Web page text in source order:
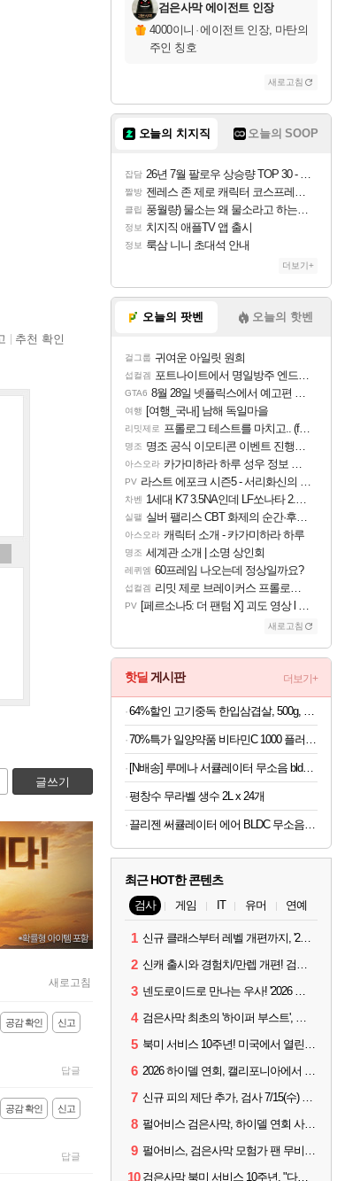
추천 확인
글쓰기
새로고침
신고
공감 확인
답글
신고
공감 확인
답글
검은사막 에이전트 인장
4000이니 ·에이전트 인장, 마탄의
주인 칭호
새로고침
오늘의 치지직 오늘의 SOOP
잡담 26년 7월 팔로우 상승량 TOP 30 - 월간 치지직
짤방 젠레스 존 제로 캐릭터 코스프레한 꽁주
클립 풍월량) 물소는 왜 물소라고 하는거야? 아! 그만 ㅋㅋ
정보 치지직 애플TV 앱 출시
정보 룩삼 니니 초대석 안내
더보기+
오늘의 팟벤 오늘의 핫벤
걸그룹 귀여운 아일릿 원희
섭컬겜 포트나이트에서 명일방주 엔드필드 [펠리카] 판매 예정
GTA6 8월 28일 넷플릭스에서 예고편 공개 예정
여행 [여행_국내] 남해 독일마을
리밋제로 프롤로그 테스트를 마치고.. (feat. 리아)
명조 명조 공식 이모티콘 이벤트 진행해봤습니다! 참여부터 추첨까지????
아스오라 카가미하라 하루 성우 정보 및 주요 필모
PV 라스트 에포크 시즌5 - 서리화신의 분노 티저
차벤 1세대 K7 3.5NA인데 LF쏘나타 2.0NA 기변하면 유류비 절약이 얼마나 될까요..?
실팰 실버 팰리스 CBT 화제의 순간·후기 모음
아스오라 캐릭터 소개 - 카가미하라 하루
명조 세계관 소개 | 소명 상인회
레퀴엠 60프레임 나오는데 정상일까요?
섭컬겜 리밋 제로 브레이커스 프롤로그 테스트 후기 영상 업로드
PV [페르소나5: 더 팬텀 X] 괴도 영상 l 타카마키 안·댄싱 스타
새로고침
핫딜 게시판 더보기+
평창수 무라벨 생수 2L x 24개
끌리젠 써큘레이터 에어 BLDC 무소음 서큘레이터
최근 HOT한 콘텐츠
검사 게임 IT 유머 연예
1 신규 클래스부터 레벨 개편까지, '2026 검은사막 하이델 연회' 총정리
2 신캐 출시와 경험치/만렙 개편! 검사 2026 하이델 연회 모아보기
3 넨도로이드로 만나는 우사! '2026 하이델 연회' 막바지 깜짝 공개
4 검은사막 최초의 '하이퍼 부스트', 직접 해봤습니다
5 북미 서비스 10주년! 미국에서 열린 '검은사막 하이델 연회'
6 2026 하이델 연회, 캘리포니아에서 개최
7 신규 피의 제단 추가, 검사 7/15(수) 패치 핵심 정리
8 펄어비스 검은사막, 하이델 연회 사전 이벤트 시작
9 펄어비스, 검은사막 모험가 팬 무비 '마디걸스' 글로벌 상영회 개최
10 검은사막 북미 서비스 10주년, "다음 10년도 우리만의 액션으로"